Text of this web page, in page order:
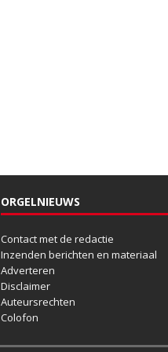
ORGELNIEUWS
Contact met de redactie
Inzenden berichten en materiaal
Adverteren
Disclaimer
Auteursrechten
Colofon